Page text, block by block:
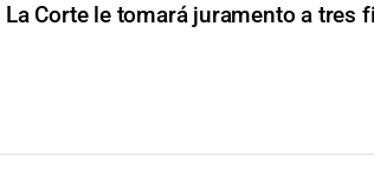
La Corte le tomará juramento a tres